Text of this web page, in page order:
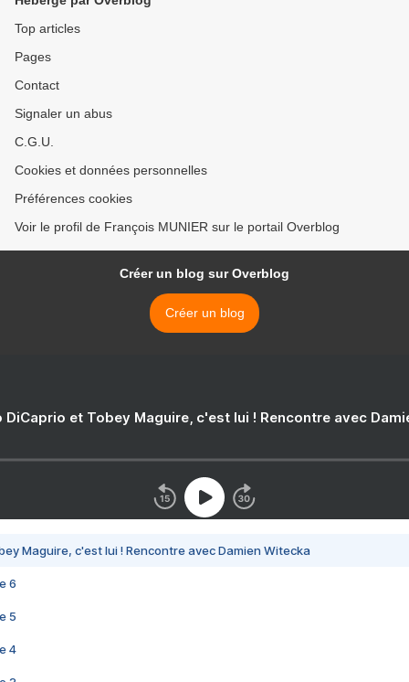
Top articles
Pages
Contact
Signaler un abus
C.G.U.
Cookies et données personnelles
Préférences cookies
Voir le profil de François MUNIER sur le portail Overblog
Créer un blog sur Overblog
Créer un blog
DiCaprio et Tobey Maguire, c'est lui ! Rencontre avec
Maguire, c'est lui ! Rencontre avec Damien Witecka
6
5
4